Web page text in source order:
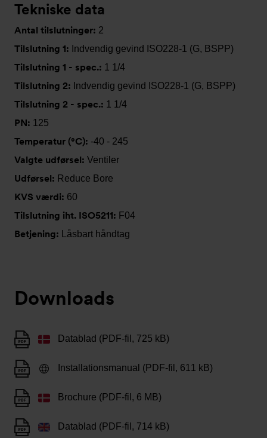
Tekniske data
Antal tilslutninger: 2
Tilslutning 1: Indvendig gevind ISO228-1 (G, BSPP)
Tilslutning 1 - spec.: 1 1/4
Tilslutning 2: Indvendig gevind ISO228-1 (G, BSPP)
Tilslutning 2 - spec.: 1 1/4
PN: 125
Temperatur (°C): -40 - 245
Valgte udførsel: Ventiler
Udførsel: Reduce Bore
KVS værdi: 60
Tilslutning iht. ISO5211: F04
Betjening: Låsbart håndtag
Downloads
Datablad (PDF-fil, 725 kB)
Installationsmanual (PDF-fil, 611 kB)
Brochure (PDF-fil, 6 MB)
Datablad (PDF-fil, 714 kB)